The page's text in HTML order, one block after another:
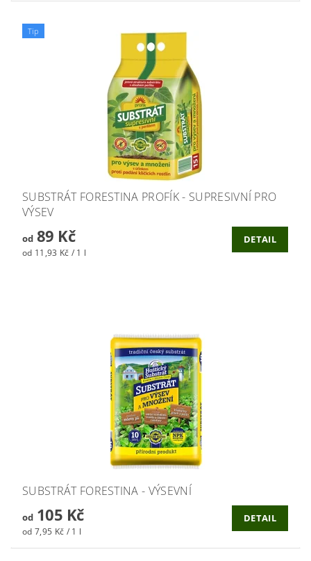
Tip
SUBSTRÁT FORESTINA PROFÍK - SUPRESIVNÍ PRO
VÝSEV
od89 Kč
od 11,93 Kč / 1 l
DETAIL
SUBSTRÁT FORESTINA - VÝSEVNÍ
od105 Kč
od 7,95 Kč / 1 l
DETAIL